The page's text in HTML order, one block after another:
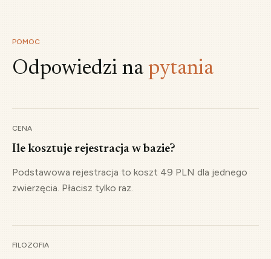
Europejska legislacja
Zarząd EUROPETNET pracuje z Komisją Europejską nad
projektem regulacji w UE.
2026
Projekt KROPiK
POMOC
Odpowiedzi na pytania
CENA
Ile kosztuje rejestracja w bazie?
Podstawowa rejestracja to koszt 49 PLN dla jednego
zwierzęcia. Płacisz tylko raz.
FILOZOFIA